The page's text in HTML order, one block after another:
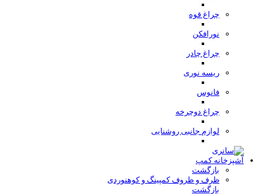
چراغ قوه
نورافکن
چراغ چادر
ریسه نوری
فانوس
چراغ دوچرخه
لوازم جانبی روشنایی
آشپزخانه کمپ
بازگشت
ظرف و ظروف کمپینگ و کوهنوردی
بازگشت